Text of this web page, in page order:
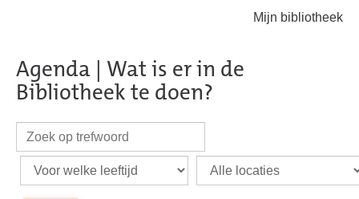
Mijn bibliotheek
Agenda | Wat is er in de
Bibliotheek te doen?